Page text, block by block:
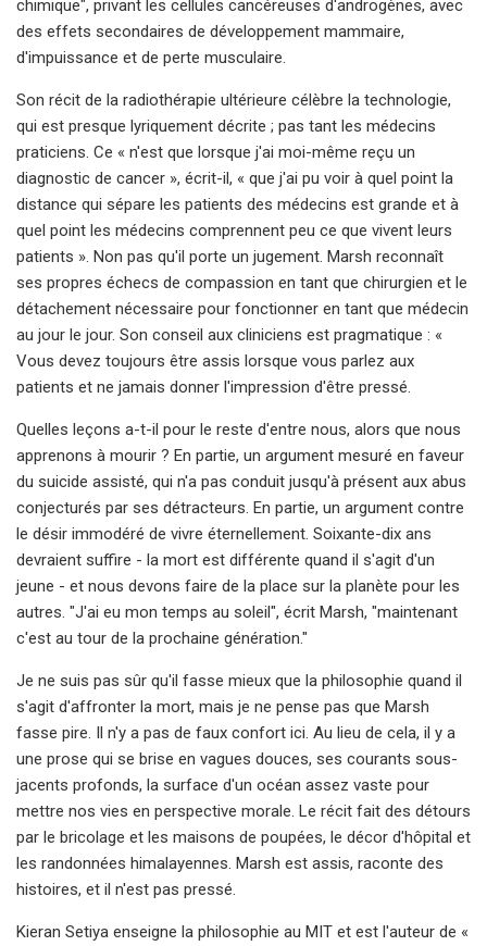
chimique", privant les cellules cancéreuses d'androgènes, avec
des effets secondaires de développement mammaire,
d'impuissance et de perte musculaire.
Son récit de la radiothérapie ultérieure célèbre la technologie,
qui est presque lyriquement décrite ; pas tant les médecins
praticiens. Ce « n'est que lorsque j'ai moi-même reçu un
diagnostic de cancer », écrit-il, « que j'ai pu voir à quel point la
distance qui sépare les patients des médecins est grande et à
quel point les médecins comprennent peu ce que vivent leurs
patients ». Non pas qu'il porte un jugement. Marsh reconnaît
ses propres échecs de compassion en tant que chirurgien et le
détachement nécessaire pour fonctionner en tant que médecin
au jour le jour. Son conseil aux cliniciens est pragmatique : «
Vous devez toujours être assis lorsque vous parlez aux
patients et ne jamais donner l'impression d'être pressé.
Quelles leçons a-t-il pour le reste d'entre nous, alors que nous
apprenons à mourir ? En partie, un argument mesuré en faveur
du suicide assisté, qui n'a pas conduit jusqu'à présent aux abus
conjecturés par ses détracteurs. En partie, un argument contre
le désir immodéré de vivre éternellement. Soixante-dix ans
devraient suffire - la mort est différente quand il s'agit d'un
jeune - et nous devons faire de la place sur la planète pour les
autres. "J'ai eu mon temps au soleil", écrit Marsh, "maintenant
c'est au tour de la prochaine génération."
Je ne suis pas sûr qu'il fasse mieux que la philosophie quand il
s'agit d'affronter la mort, mais je ne pense pas que Marsh
fasse pire. Il n'y a pas de faux confort ici. Au lieu de cela, il y a
une prose qui se brise en vagues douces, ses courants sous-
jacents profonds, la surface d'un océan assez vaste pour
mettre nos vies en perspective morale. Le récit fait des détours
par le bricolage et les maisons de poupées, le décor d'hôpital et
les randonnées himalayennes. Marsh est assis, raconte des
histoires, et il n'est pas pressé.
Kieran Setiya enseigne la philosophie au MIT et est l'auteur de «